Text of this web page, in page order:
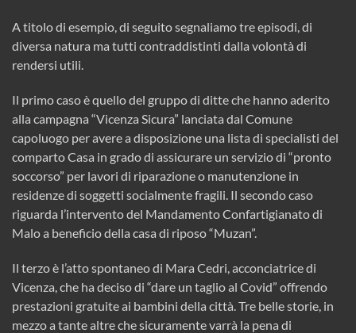
A titolo di esempio, di seguito segnaliamo tre episodi, di
diversa natura ma tutti contraddistinti dalla volontà di
rendersi utili.
Il primo caso è quello del gruppo di ditte che hanno aderito
alla campagna “Vicenza Sicura” lanciata dal Comune
capoluogo per avere a disposizione una lista di specialisti del
comparto Casa in grado di assicurare un servizio di “pronto
soccorso” per lavori di riparazione o manutenzione in
residenze di soggetti socialmente fragili. Il secondo caso
riguarda l’intervento del Mandamento Confartigianato di
Malo a beneficio della casa di riposo “Muzan”.
Il terzo è l’atto spontaneo di Mara Cedri, acconciatrice di
Vicenza, che ha deciso di “dare un taglio al Covid” offrendo
prestazioni gratuite ai bambini della città. Tre belle storie, in
mezzo a tante altre che sicuramente varrà la pena di